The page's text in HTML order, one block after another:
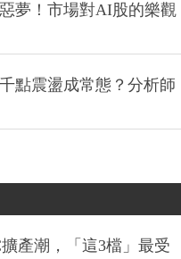
夢！市場對AI股的樂觀
點震盪成常態？分析師
產潮，「這3檔」最受